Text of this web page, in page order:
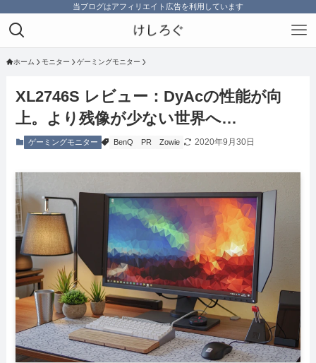
当ブログはアフィリエイト広告を利用しています
ホーム モニター ゲーミングモニター
XL2746S レビュー：DyAcの性能が向
上。より残像が少ない世界へ…
ゲーミングモニター BenQ PR Zowie 2020年9月30日